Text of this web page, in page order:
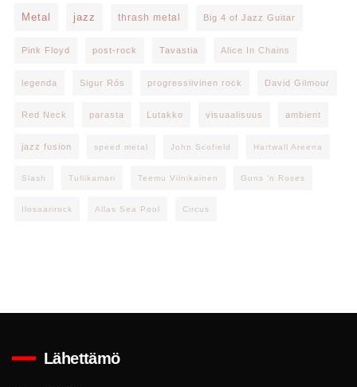
Metal jazz thrash metal Big 4 of Jazz Guitar
Pink Floyd post-rock Tavastia Alice In Chains
legenda Sigur Rós progressiivinen rock David Gilmour
Red Neck parasta Lutakko visuaalisuus ambient
jazz fusion speed metal John Scofield Hartwall Areena
Slash Tullikamari Teemu Viinikainen Guns 'n Roses
Ilosaarirock Allas Sea Pool Circus
Lähettämö